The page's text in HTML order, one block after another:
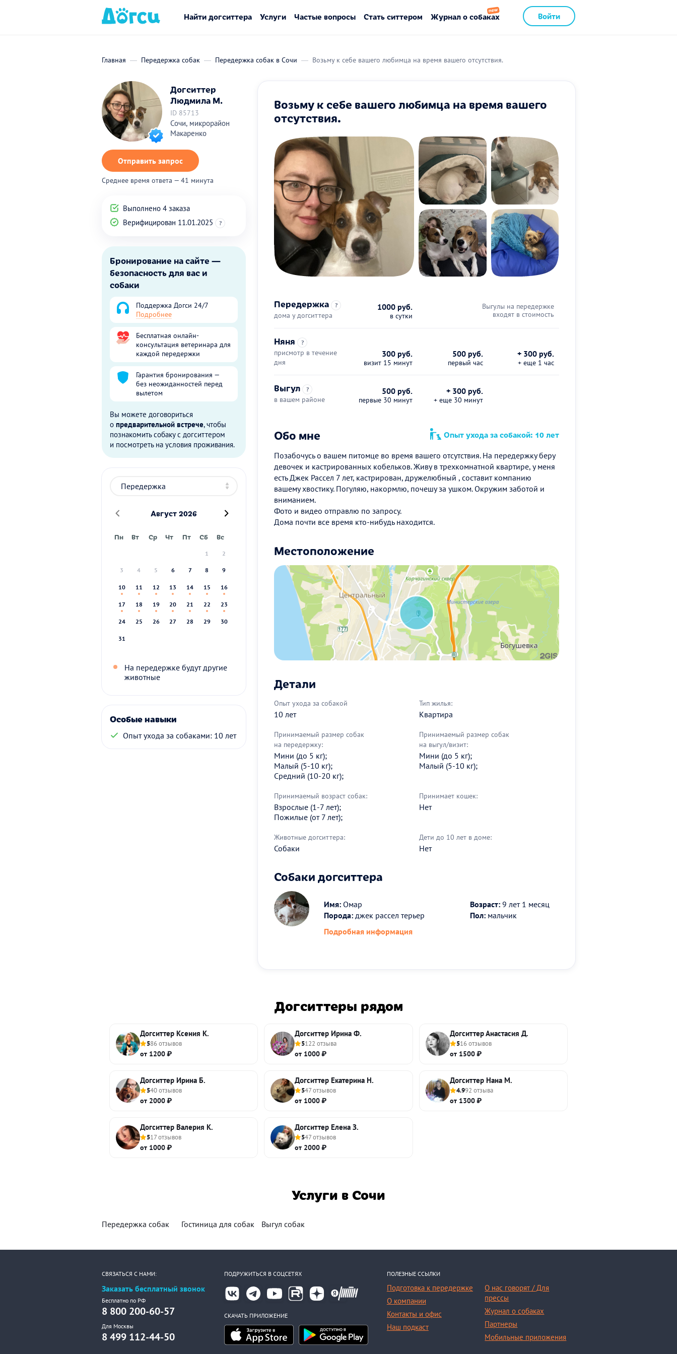
Войти
Найти догситтера Услуги Частые вопросы Стать ситтером Журнал о собаках
Главная Передержка собак Передержка собак в Сочи Возьму к себе вашего любимца на время вашего отсутствия.
Догситтер
Людмила М.
ID 85713
Сочи, микрорайон
Макаренко
Отправить запрос
Среднее время ответа — 41 минута
Выполнено 4 заказа
Верифицирован 11.01.2025
?
Бронирование на сайте —
безопасность для вас и
собаки
Поддержка Догси 24/7
Подробнее
Бесплатная онлайн-
консультация ветеринара для
каждой передержки
Гарантия бронирования —
без неожиданностей перед
вылетом
Вы можете договориться
о предварительной встрече, чтобы
познакомить собаку с догситтером
и посмотреть на условия проживания.
Август 2026
Пн Вт Ср Чт Пт Сб Вс
1 2
3 4 5 6 7 8 9
10 11 12 13 14 15 16
17 18 19 20 21 22 23
24 25 26 27 28 29 30
31
На передержке будут другие
животные
Особые навыки
Опыт ухода за собаками: 10 лет
Возьму к себе вашего любимца на время вашего
отсутствия.
Передержка ?
дома у догситтера
1000 руб.
в сутки
Выгулы на передержке
входят в стоимость
Няня ?
присмотр в течение
дня
300 руб.
визит 15 минут
500 руб.
первый час
+ 300 руб.
+ еще 1 час
Выгул ?
в вашем районе
500 руб.
первые 30 минут
+ 300 руб.
+ еще 30 минут
Обо мне Опыт ухода за собакой: 10 лет
Позабочусь о вашем питомце во время вашего отсутствия. На передержку беру
девочек и кастрированных кобельков. Живу в трехкомнатной квартире, у меня
есть Джек Рассел 7 лет, кастрирован, дружелюбный , составит компанию
вашему хвостику. Погуляю, накормлю, почешу за ушком. Окружим заботой и
вниманием.
Фото и видео отправлю по запросу.
Дома почти все время кто-нибудь находится.
Местоположение
Детали
Опыт ухода за собакой
10 лет
Тип жилья:
Квартира
Принимаемый размер собак
на передержку:
Мини (до 5 кг);
Малый (5-10 кг);
Средний (10-20 кг);
Принимаемый размер собак
на выгул/визит:
Мини (до 5 кг);
Малый (5-10 кг);
Принимаемый возраст собак:
Взрослые (1-7 лет);
Пожилые (от 7 лет);
Принимает кошек:
Нет
Животные догситтера:
Собаки
Дети до 10 лет в доме:
Нет
Собаки догситтера
Имя: Омар
Порода: джек рассел терьер
Возраст: 9 лет 1 месяц
Пол: мальчик
Подробная информация
Догситтеры рядом
Догситтер Ксения К.
586 отзывов
от 1200 ₽
Догситтер Ирина Ф.
5122 отзыва
от 1000 ₽
Догситтер Анастасия Д.
516 отзывов
от 1500 ₽
Догситтер Ирина Б.
540 отзывов
от 2000 ₽
Догситтер Екатерина Н.
547 отзывов
от 1000 ₽
Догситтер Нана М.
4.992 отзыва
от 1300 ₽
Догситтер Валерия К.
517 отзывов
от 1000 ₽
Догситтер Елена З.
547 отзывов
от 2000 ₽
Услуги в Сочи
Передержка собак Гостиница для собак Выгул собак
СВЯЗАТЬСЯ С НАМИ:
Заказать бесплатный звонок
Бесплатно по РФ
8 800 200-60-57
Для Москвы
8 499 112-44-50
ПОДРУЖИТЬСЯ В СОЦСЕТЯХ
СКАЧАТЬ ПРИЛОЖЕНИЕ
ПОЛЕЗНЫЕ ССЫЛКИ
Подготовка к передержке
О компании
Контакты и офис
Наш подкаст
О нас говорят / Для
прессы
Журнал о собаках
Партнеры
Мобильные приложения